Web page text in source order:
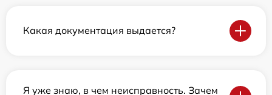
Какая документация выдается?
Я уже знаю, в чем неисправность. Зачем